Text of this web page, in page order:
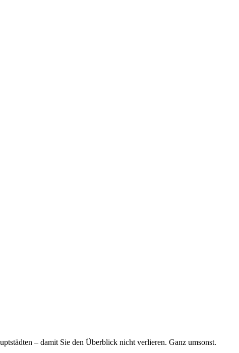
– damit Sie den Überblick nicht verlieren. Ganz umsonst.